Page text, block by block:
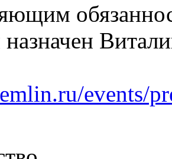
назначен
events/